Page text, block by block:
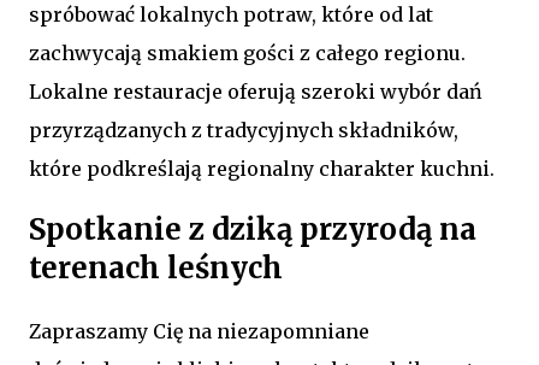
spróbować lokalnych potraw, które od lat
zachwycają smakiem gości z całego regionu.
Lokalne restauracje oferują szeroki wybór dań
przyrządzanych z tradycyjnych składników,
które podkreślają regionalny charakter kuchni.
Spotkanie z dziką przyrodą na
terenach leśnych
Zapraszamy Cię na niezapomniane